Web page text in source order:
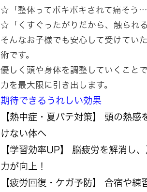
☆「整体ってボキボキされて痛そう…
☆「くすぐったがりだから、触られ
そんなお子様でも安心して受けてい
術です。
優しく頭や身体を調整していくこと
力を最大限に引き出します。
期待できるうれしい効果
【熱中症・夏バテ対策】 頭の熱感
けない体へ
【学習効率UP】 脳疲労を解消し
力が向上！
【疲労回復・ケガ予防】 合宿や